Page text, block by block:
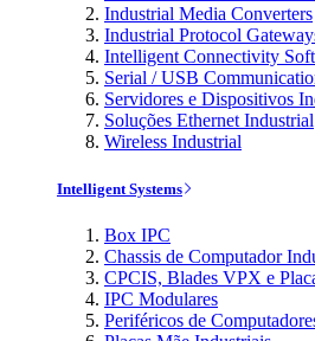
Industrial Media Converters
Industrial Protocol
Intelligent Connectivity
Serial / USB
Servidores e Dispositivos
Soluções Ethernet Industrial
Wireless Industrial
Intelligent Systems
Box IPC
Chassis de Computador
CPCIS, Blades VPX e
IPC Modulares
Periféricos de